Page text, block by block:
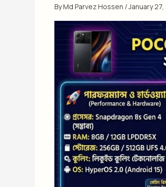
ByMd Parvez Hossen /January